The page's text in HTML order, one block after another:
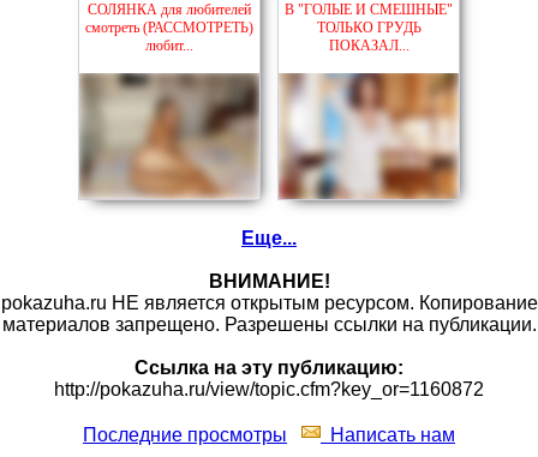
СОЛЯНКА для любителей
смотреть (РАССМОТРЕТЬ)
любит...
В "ГОЛЫЕ И СМЕШНЫЕ"
ТОЛЬКО ГРУДЬ
ПОКАЗАЛ...
Еще...
ВНИМАНИЕ!
pokazuha.ru НЕ является открытым ресурсом. Копирование
материалов запрещено. Разрешены ссылки на публикации.
Ссылка на эту публикацию:
http://pokazuha.ru/view/topic.cfm?key_or=1160872
Последние просмотры Написать нам